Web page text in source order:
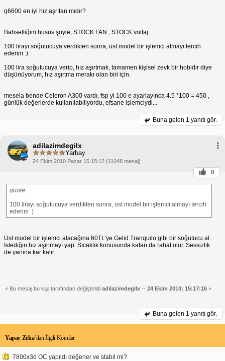
q6600 en iyi hız aşrıtan mıdır?
Bahsettiğim husus şöyle, STOCK FAN , STOCK voltaj.
100 lirayı soğutucuya verdikten sonra, üst model bir işlemci almayı tercih
ederim :)
100 lira soğutucuya verip, hız aşırtmak, tamamen kişisel zevk bir hobidir diye
düşünüyorum, hız aşırtma merakı olan biri için.
mesela bende Celeron A300 vardı, fsp yi 100 e ayarlayınca 4.5 *100 = 450 ,
günlük değerlerde kullanılabiliyordu, efsane işlemciydi...
Buna gelen 1 yanıtı gör.
adilazimdegilx
Yarbay
24 Ekim 2010 Pazar 15:15:12 (11048 mesaj)
0
quote:
100 lirayı soğutucuya verdikten sonra, üst model bir işlemci almayı tercih
ederim :)
Üst model bir işlemci alacağına 60TL'ye Gelid Tranquilo gibi bir soğutucu al.
İstediğin hız aşırtmayı yap. Sıcaklık konusunda kafan da rahat olur. Sessizlik
de yanına kar kalır.
< Bu mesaj bu kişi tarafından değiştirildi adilazimdegilx -- 24 Ekim 2010; 15:17:16 >
Buna gelen 1 yanıtı gör.
Yapay Zeka’dan İlgili Konular
7800x3d OC yapıldı değerler ve stabil mi?